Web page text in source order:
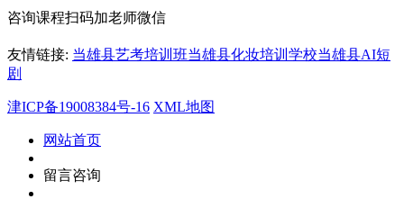
咨询课程扫码加老师微信
友情链接: 当雄县艺考培训班当雄县化妆培训学校当雄县AI短
剧
津ICP备19008384号-16 XML地图
网站首页
留言咨询